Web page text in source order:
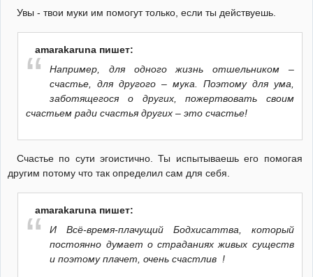
Увы - твои муки им помогут только, если ты действуешь.
amarakaruna пишет:
Например, для одного жизнь отшельником –
счастье, для другого – мука. Поэтому для ума,
заботящегося о других, пожертвовать своим
счастьем ради счастья других – это счастье!
Счастье по сути эгоистично. Ты испытываешь его помогая
другим потому что так определил сам для себя.
amarakaruna пишет:
И Всё-время-плачущий Бодхисаттва, который
постоянно думает о страданиях живых существ
и поэтому плачет, очень счастлив !